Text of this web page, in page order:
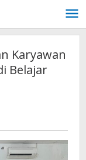
Karyawan
Belajar